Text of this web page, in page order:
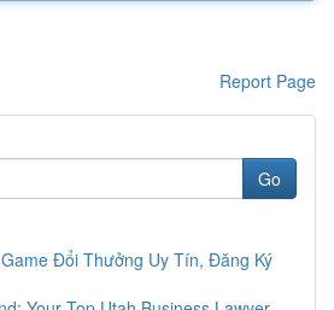
Report Page
Go
Đổi Thưởng Uy Tín, Đăng Ký